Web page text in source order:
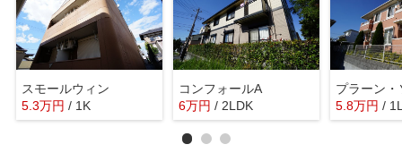
スモールウィン
5.3万円 / 1K
コンフォールA
6万円 / 2LDK
プラーン
5.8万円 /